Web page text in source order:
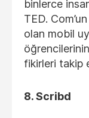
binlerce
TED.
olan mobil
fikirleri takip
8. Scribd